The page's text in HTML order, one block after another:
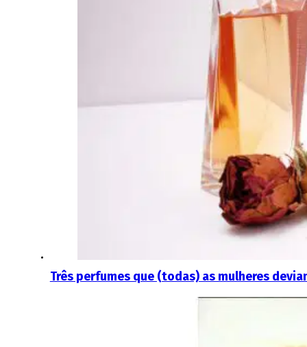
Três perfumes que (todas) as mulheres